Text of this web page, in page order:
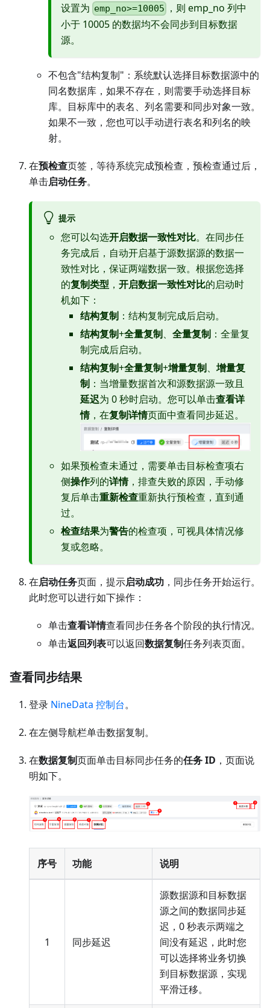
设置为 emp_no>=10005
，则 emp_no 列中
小于 10005 的数据均不会同步到目标数据
源。
不包含"结构复制"：系统默认选择目标数据源中的
同名数据库，如果不存在，则需要手动选择目标
库。目标库中的表名、列名需要和同步对象一致。
如果不一致，您也可以手动进行表名和列名的映
射。
在预检查页签，等待系统完成预检查，预检查通过后，
单击启动任务。
提示
您可以勾选开启数据一致性对比。在同步任
务完成后，自动开启基于源数据源的数据一
致性对比，保证两端数据一致。根据您选择
的复制类型 ， 开启数据一致性对比的启动时
机如下：
结构复制 ：结构复制完成后启动。
结构复制+全量复制、 全量复制 ：全量复
制完成后启动。
结构复制+全量复制+增量复制、 增量复
制 ：当增量数据首次和源数据源一致且
延迟为 0 秒时启动。您可以单击查看详
情，在复制详情页面中查看同步延迟。
如果预检查未通过，需要单击目标检查项右
侧操作列的详情，排查失败的原因，手动修
复后单击重新检查重新执行预检查，直到通
过。
检查结果为警告的检查项，可视具体情况修
复或忽略。
在启动任务页面，提示启动成功 ，同步任务开始运行。
此时您可以进行如下操作：
单击查看详情查看同步任务各个阶段的执行情况。
单击返回列表可以返回数据复制任务列表页面。
查看同步结果
登录 NineData 控制台。
在左侧导航栏单击数据复制。
在数据复制页面单击目标同步任务的任务 ID ，页面说
明如下。
序号 功能 说明
1 同步延迟
源数据源和目标数据
源之间的数据同步延
迟，0 秒表示两端之
间没有延迟，此时您
可以选择将业务切换
到目标数据源，实现
平滑迁移。